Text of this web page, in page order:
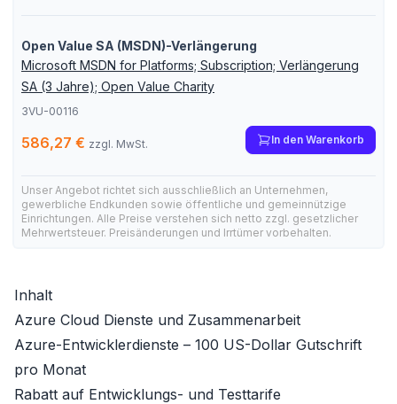
Open Value SA (MSDN)-Verlängerung
Microsoft MSDN for Platforms; Subscription; Verlängerung
SA (3 Jahre); Open Value Charity
3VU-00116
586,27 € zzgl. MwSt. In den Warenkorb
Unser Angebot richtet sich ausschließlich an Unternehmen,
gewerbliche Endkunden sowie öffentliche und gemeinnützige
Einrichtungen. Alle Preise verstehen sich netto zzgl. gesetzlicher
Mehrwertsteuer. Preisänderungen und Irrtümer vorbehalten.
Inhalt
Azure Cloud Dienste und Zusammenarbeit
Azure-Entwicklerdienste – 100 US-Dollar Gutschrift
pro Monat
Rabatt auf Entwicklungs- und Testtarife